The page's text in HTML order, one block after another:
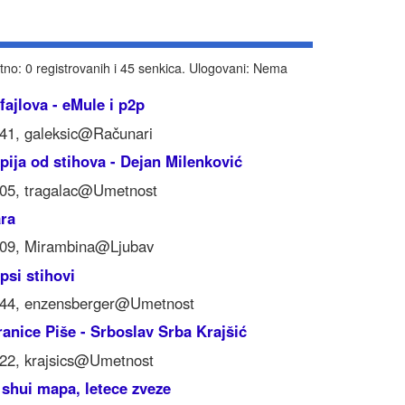
0 registrovanih i 45 senkica. Ulogovani: Nema
- eMule i p2p
galeksic@Računari
od stihova - Dejan Milenković
tragalac@Umetnost
Mirambina@Ljubav
stihovi
enzensberger@Umetnost
Piše - Srboslav Srba Krajšić
krajsics@Umetnost
mapa, letece zveze